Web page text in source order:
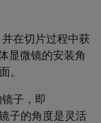
在切片过程中获
显微镜的安装角
。
子，即
子的角度是灵活